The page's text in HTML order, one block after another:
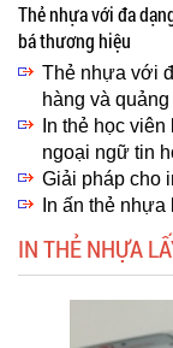
Thẻ nhựa với đa
bá thương hiệu
Thẻ nhựa với
hàng và
In thẻ học
ngoại ngữ tin
Giải pháp cho
In ấn thẻ
IN THẺ NHỰA